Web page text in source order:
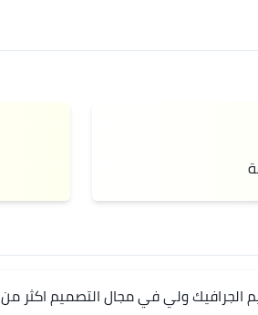
ولي في مجال التصميم اكثر من ٣ سنوات